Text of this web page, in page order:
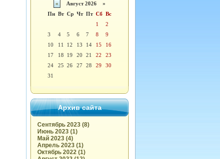
«
Август 2026 »
Пн Вт Ср Чт Пт Сб Вс
1
2
3
4 5 6 7 8
9
10
11 12 13 14 15
16
17
18 19 20 21 22
23
24
25 26 27 28 29
30
31
Архив сайта
Сентябрь 2023 (8)
Июнь 2023 (1)
Май 2023 (4)
Апрель 2023 (1)
Октябрь 2022 (1)